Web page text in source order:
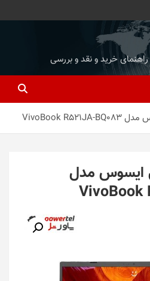
راهنمای خرید و نقد و بررسی
اینچی ایسوس مدل
VivoBook